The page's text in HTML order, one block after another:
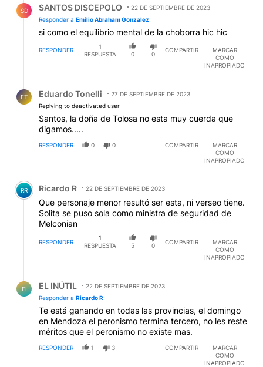
SD SANTOS DISCEPOLO
22 DE SEPTIEMBRE DE 2023
Responder a Emilio Abraham Gonzalez
si como el equilibrio mental de la choborra hic hic
RESPONDER
1
RESPUESTA
0 0
COMPARTIR
MARCAR
COMO
INAPROPIADO
ET Eduardo Tonelli
27 DE SEPTIEMBRE DE 2023
Replying to deactivated user
Santos, la doña de Tolosa no esta muy cuerda que
digamos.....
RESPONDER 0 0 COMPARTIR
MARCAR
COMO
INAPROPIADO
Comentario de Ricardo R.
RR Ricardo R 22 DE SEPTIEMBRE DE 2023
Que personaje menor resultó ser esta, ni verseo tiene.
Solita se puso sola como ministra de seguridad de
Melconian
RESPONDER
1
RESPUESTA
5 0
COMPARTIR
MARCAR
COMO
INAPROPIADO
EI EL INÚTIL
22 DE SEPTIEMBRE DE 2023
Responder a Ricardo R
Te está ganando en todas las provincias, el domingo
en Mendoza el peronismo termina tercero, no les reste
méritos que el peronismo no existe mas.
RESPONDER 1 3 COMPARTIR
MARCAR
COMO
INAPROPIADO